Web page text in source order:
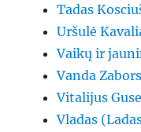
Tadas
Uršulė
Vaikų ir
Vanda
Vitalijus
Vladas